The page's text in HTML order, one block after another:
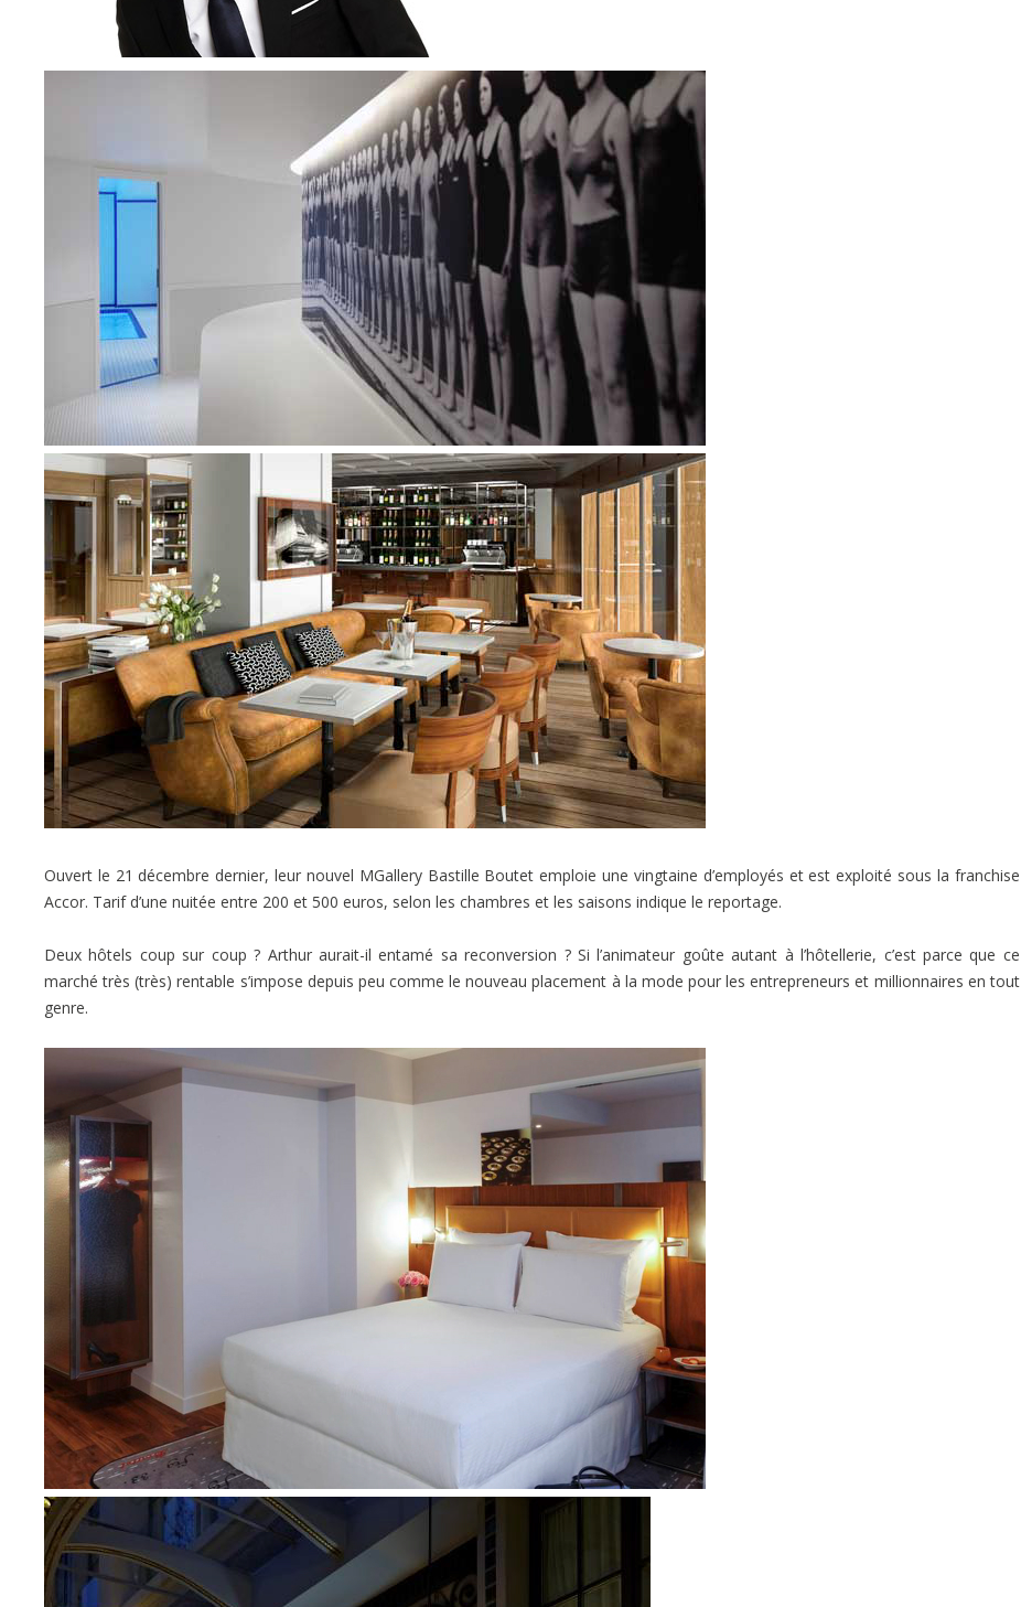
Ouvert le 21 décembre dernier, leur nouvel MGallery Bastille Boutet emploie une vingtaine d’employés et est exploité sous la franchise
Accor. Tarif d’une nuitée entre 200 et 500 euros, selon les chambres et les saisons indique le reportage.
Deux hôtels coup sur coup ? Arthur aurait-il entamé sa reconversion ? Si l’animateur goûte autant à l’hôtellerie, c’est parce que ce
marché très (très) rentable s’impose depuis peu comme le nouveau placement à la mode pour les entrepreneurs et millionnaires en tout
genre.